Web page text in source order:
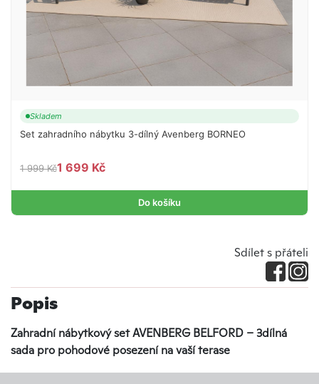
Skladem
Set zahradního nábytku 3-dílný Avenberg BORNEO
1 999 Kč1 699 Kč
Do košíku
Sdílet s přáteli
Popis
Zahradní nábytkový set AVENBERG BELFORD – 3dílná
sada pro pohodové posezení na vaší terase